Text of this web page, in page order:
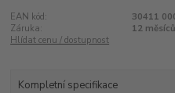
EAN kód:
30411
Záruka:
12 měsíců
Hlídat cenu / dostupnost
Kompletní specifikace